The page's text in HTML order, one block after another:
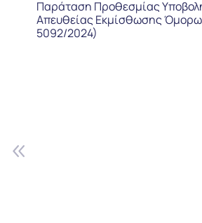
Παράταση Προθεσμίας
Απευθείας Εκμίσθωσης
5092/2024)